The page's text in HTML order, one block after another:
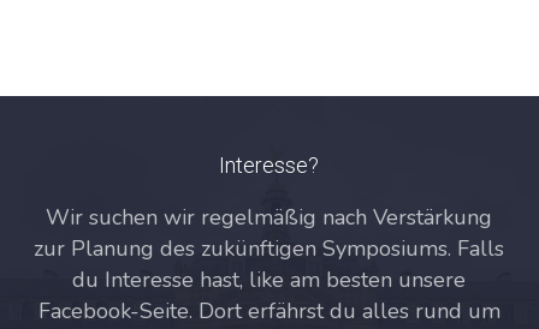
Interesse?
Wir suchen wir regelmäßig nach Verstärkung
zur Planung des zukünftigen Symposiums. Falls
du Interesse hast, like am besten unsere
Facebook-Seite. Dort erfährst du alles rund um